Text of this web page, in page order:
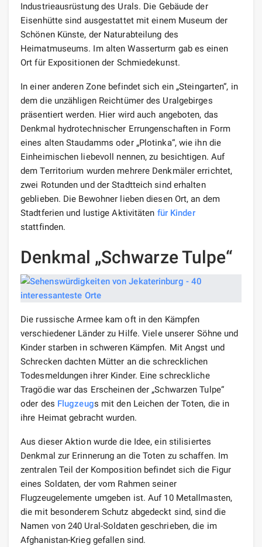
Industrieausrüstung des Urals. Die Gebäude der
Eisenhütte sind ausgestattet mit einem Museum der
Schönen Künste, der Naturabteilung des
Heimatmuseums. Im alten Wasserturm gab es einen
Ort für Expositionen der Schmiedekunst.
In einer anderen Zone befindet sich ein „Steingarten“, in
dem die unzähligen Reichtümer des Uralgebirges
präsentiert werden. Hier wird auch angeboten, das
Denkmal hydrotechnischer Errungenschaften in Form
eines alten Staudamms oder „Plotinka“, wie ihn die
Einheimischen liebevoll nennen, zu besichtigen. Auf
dem Territorium wurden mehrere Denkmäler errichtet,
zwei Rotunden und der Stadtteich sind erhalten
geblieben. Die Bewohner lieben diesen Ort, an dem
Stadtferien und lustige Aktivitäten für Kinder
stattfinden.
Denkmal „Schwarze Tulpe“
Die russische Armee kam oft in den Kämpfen
verschiedener Länder zu Hilfe. Viele unserer Söhne und
Kinder starben in schweren Kämpfen. Mit Angst und
Schrecken dachten Mütter an die schrecklichen
Todesmeldungen ihrer Kinder. Eine schreckliche
Tragödie war das Erscheinen der „Schwarzen Tulpe“
oder des Flugzeugs mit den Leichen der Toten, die in
ihre Heimat gebracht wurden.
Aus dieser Aktion wurde die Idee, ein stilisiertes
Denkmal zur Erinnerung an die Toten zu schaffen. Im
zentralen Teil der Komposition befindet sich die Figur
eines Soldaten, der vom Rahmen seiner
Flugzeugelemente umgeben ist. Auf 10 Metallmasten,
die mit besonderem Schutz abgedeckt sind, sind die
Namen von 240 Ural-Soldaten geschrieben, die im
Afghanistan-Krieg gefallen sind.